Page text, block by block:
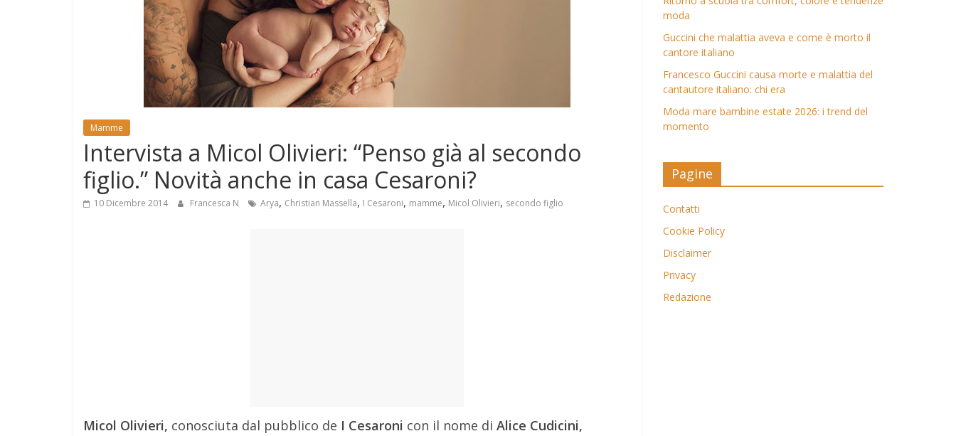
Mamme
Intervista a Micol Olivieri: “Penso già al secondo
figlio.” Novità anche in casa Cesaroni?
10 Dicembre 2014 Francesca N Arya, Christian Massella, I Cesaroni, mamme, Micol Olivieri, secondo figlio
Micol Olivieri, conosciuta dal pubblico de I Cesaroni con il nome di Alice Cudicini,
moda
Guccini che malattia aveva e come è morto il
cantore italiano
Francesco Guccini causa morte e malattia del
cantautore italiano: chi era
Moda mare bambine estate 2026: i trend del
momento
Pagine
Contatti
Cookie Policy
Disclaimer
Privacy
Redazione